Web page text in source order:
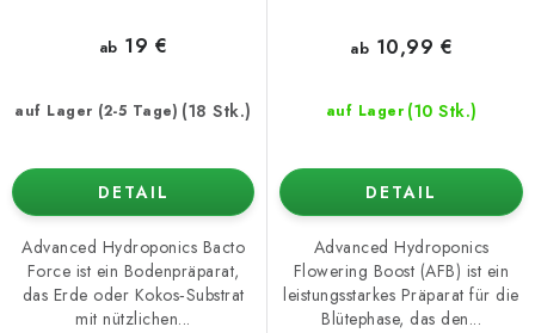
auf Lager (2-5 Tage) (18 Stk.)
ab 19 €
DETAIL
Advanced Hydroponics Bacto
Force ist ein Bodenpräparat,
das Erde oder Kokos‑Substrat
mit nützlichen...
auf Lager (10 Stk.)
ab 10,99 €
DETAIL
Advanced Hydroponics
Flowering Boost (AFB) ist ein
leistungsstarkes Präparat für die
Blütephase, das den...